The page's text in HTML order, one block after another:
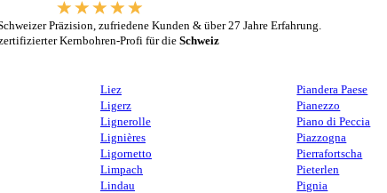
Präzision, zufriedene Kunden & über 27 Jahre Erfahrung.
Kernbohren-Profi für die Schweiz
Liez
Ligerz
Lignerolle
Lignières
Ligornetto
Limpach
Lindau
Piandera Paese
Pianezzo
Piano di Peccia
Piazzogna
Pierrafortscha
Pieterlen
Pignia